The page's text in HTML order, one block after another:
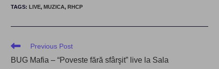
TAGS:LIVE, MUZICA, RHCP
Read
articles
Previous Post
BUG Mafia – “Poveste fără sfârşit” live la Sala